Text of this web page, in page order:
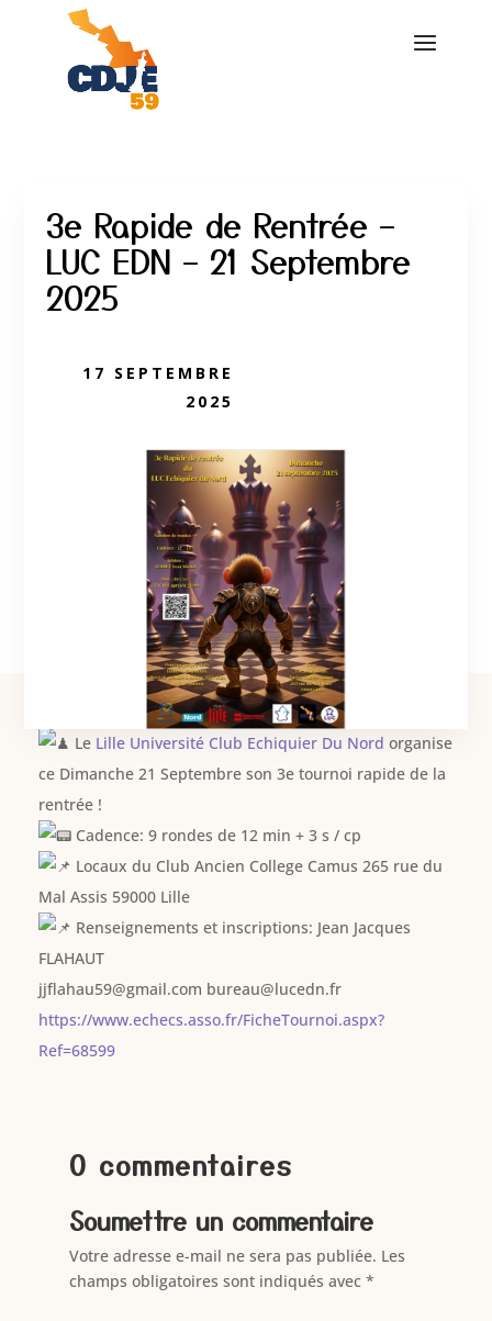
3e Rapide de Rentrée –
LUC EDN – 21 Septembre
2025
17 SEPTEMBRE
2025
A vos agendas !
Le Lille Université Club Echiquier Du Nord organise
ce Dimanche 21 Septembre son 3e tournoi rapide de la
rentrée !
Cadence: 9 rondes de 12 min + 3 s / cp
Locaux du Club Ancien College Camus 265 rue du
Mal Assis 59000 Lille
Renseignements et inscriptions: Jean Jacques
FLAHAUT
jjflahau59@gmail.com bureau@lucedn.fr
https://www.echecs.asso.fr/FicheTournoi.aspx?
Ref=68599
0 commentaires
Soumettre un commentaire
Votre adresse e-mail ne sera pas publiée. Les
champs obligatoires sont indiqués avec *